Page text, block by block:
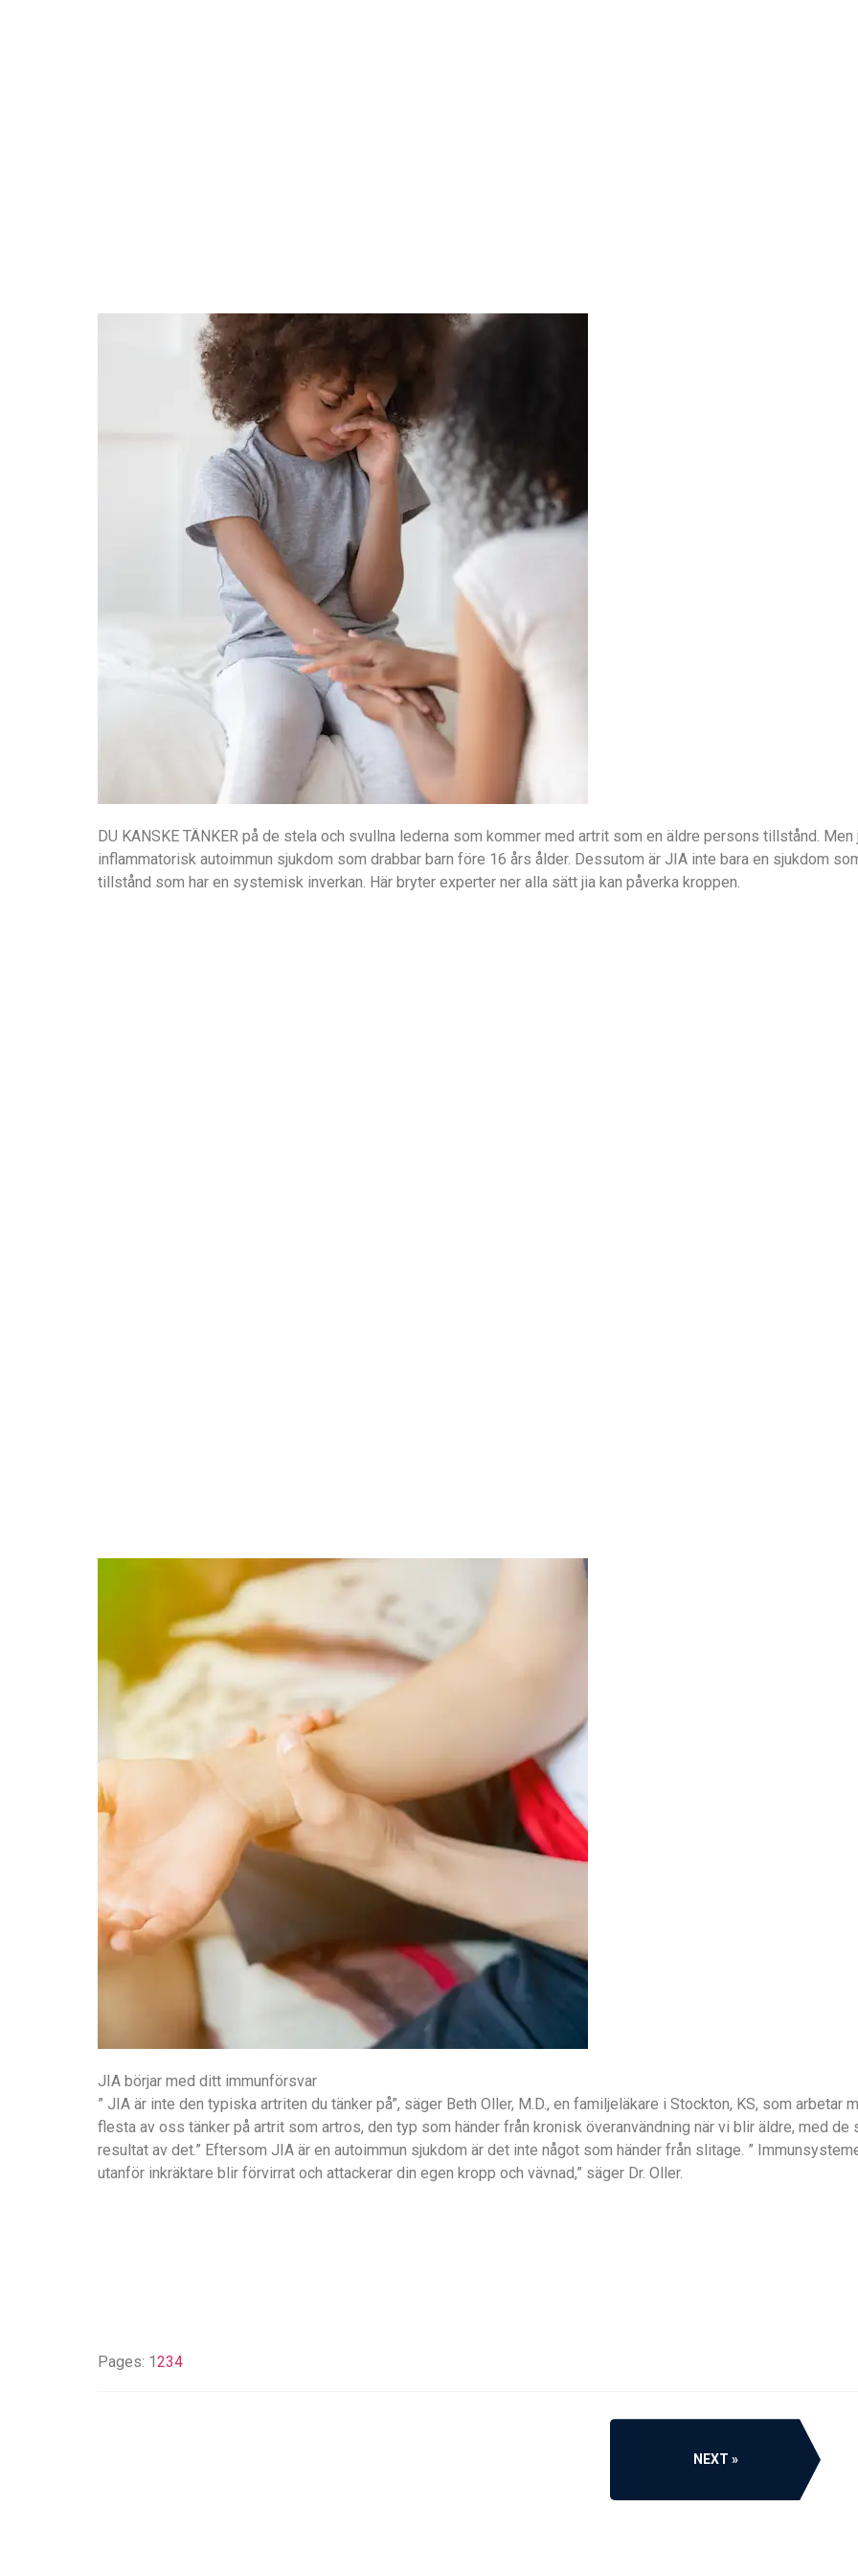
DU KANSKE TÄNKER på de stela och svullna lederna som kommer med artrit som en äldre persons tillstånd.
inflammatorisk autoimmun sjukdom som drabbar barn före 16 års ålder. Dessutom är JIA inte bara en sjukdom
tillstånd som har en systemisk inverkan. Här bryter experter ner alla sätt jia kan påverka kroppen.
JIA börjar med ditt immunförsvar
” JIA är inte den typiska artriten du tänker på”, säger Beth Oller, M.D., en familjeläkare i Stockton, KS, som arbetar
flesta av oss tänker på artrit som artros, den typ som händer från kronisk överanvändning när vi blir äldre, med
resultat av det.” Eftersom JIA är en autoimmun sjukdom är det inte något som händer från slitage. ”
utanför inkräktare blir förvirrat och attackerar din egen kropp och vävnad,” säger Dr. Oller.
Pages: 1 234
NEXT